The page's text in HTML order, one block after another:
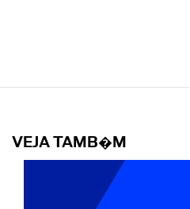
VEJA TAMB�M